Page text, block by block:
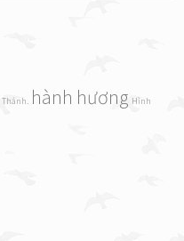
Thánh. hành hương Hình